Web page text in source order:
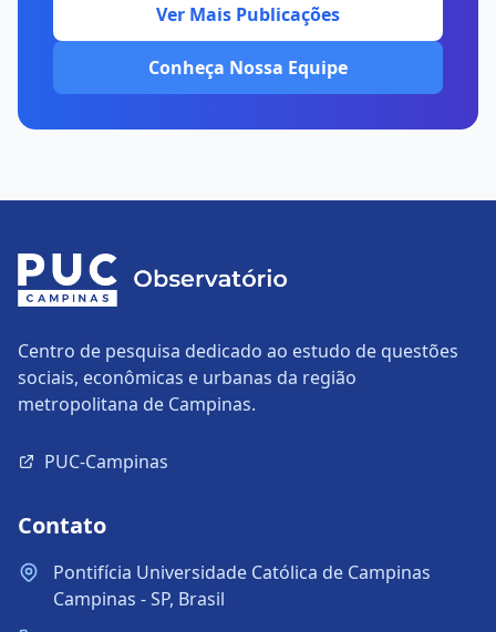
Ver Mais Publicações
Conheça Nossa Equipe
Centro de pesquisa dedicado ao estudo de questões
sociais, econômicas e urbanas da região
metropolitana de Campinas.
PUC-Campinas
Contato
Pontifícia Universidade Católica de Campinas
Campinas - SP, Brasil